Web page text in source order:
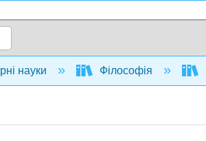
hierarchy
науки Філософія